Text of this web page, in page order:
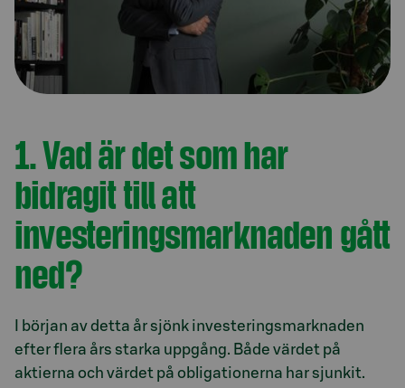
1. Vad är det som har
bidragit till att
investeringsmarknaden gått
ned?
I början av detta år sjönk investeringsmarknaden
efter flera års starka uppgång. Både värdet på
aktierna och värdet på obligationerna har sjunkit.